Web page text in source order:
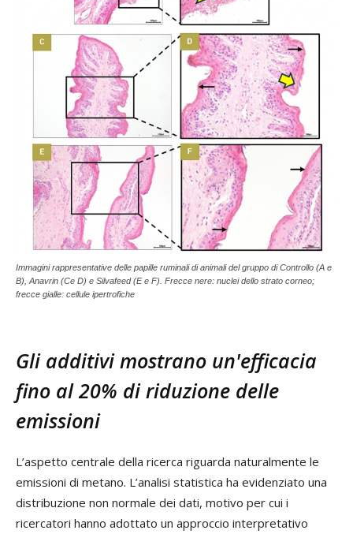
Immagini rappresentative delle papille ruminali di animali del gruppo di Controllo (A e
B), Anavrin (Ce D) e Silvafeed (E e F). Frecce nere: nuclei dello strato corneo;
frecce gialle: cellule ipertrofiche
Gli additivi mostrano un'efficacia
fino al 20% di riduzione delle
emissioni
L’aspetto centrale della ricerca riguarda naturalmente le
emissioni di metano. L’analisi statistica ha evidenziato una
distribuzione non normale dei dati, motivo per cui i
ricercatori hanno adottato un approccio interpretativo